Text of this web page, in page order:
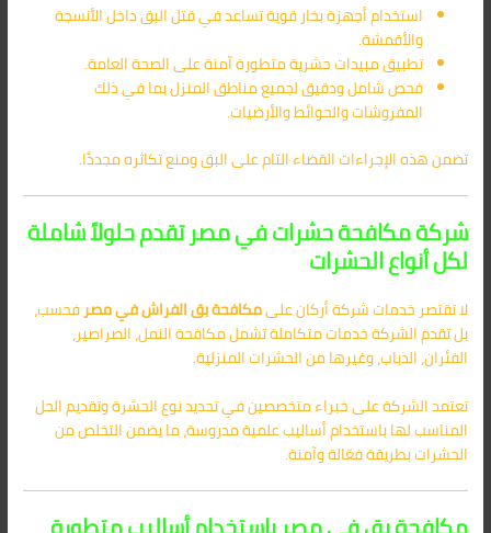
استخدام أجهزة بخار قوية تساعد في قتل البق داخل الأنسجة
والأقمشة.
تطبيق مبيدات حشرية متطورة آمنة على الصحة العامة.
فحص شامل ودقيق لجميع مناطق المنزل بما في ذلك
المفروشات والحوائط والأرضيات.
تضمن هذه الإجراءات القضاء التام على البق ومنع تكاثره مجددًا.
شركة مكافحة حشرات في مصر تقدم حلولاً شاملة
لكل أنواع الحشرات
لا تقتصر خدمات شركة أركان علىمكافحة بق الفراش في مصرفحسب،
بل تقدم الشركة خدمات متكاملة تشمل مكافحة النمل، الصراصير،
الفئران، الذباب، وغيرها من الحشرات المنزلية.
تعتمد الشركة على خبراء متخصصين في تحديد نوع الحشرة وتقديم الحل
المناسب لها باستخدام أساليب علمية مدروسة، ما يضمن التخلص من
الحشرات بطريقة فعّالة وآمنة.